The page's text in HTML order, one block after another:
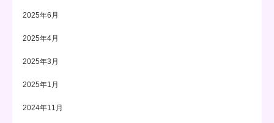
2025年6月
2025年4月
2025年3月
2025年1月
2024年11月